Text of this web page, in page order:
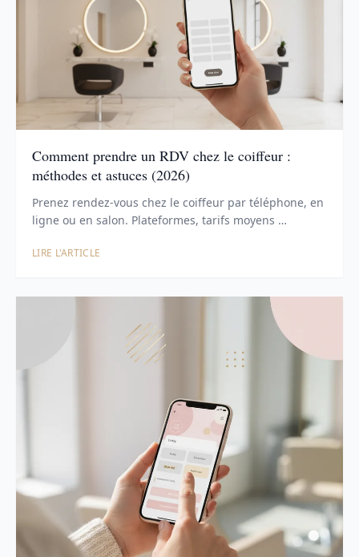
Comment prendre un RDV chez le coiffeur :
méthodes et astuces (2026)
Prenez rendez-vous chez le coiffeur par téléphone, en
ligne ou en salon. Plateformes, tarifs moyens …
LIRE L'ARTICLE